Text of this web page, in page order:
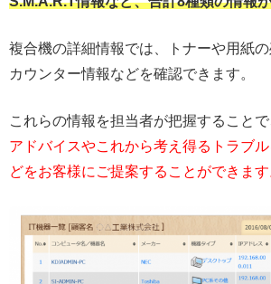
複合機の詳細情報では、トナーや用紙
カウンター情報などを確認できます。
これらの情報を担当者が把握することで
アドバイスやこれから考え得るトラブ
どをお客様にご提案することができます